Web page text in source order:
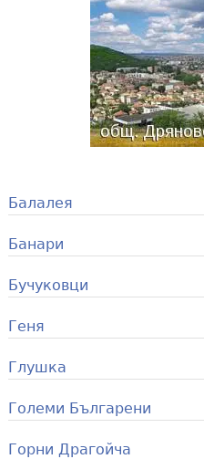
Балалея
Банари
Бучуковци
Геня
Глушка
Големи Българени
Горни Драгойча